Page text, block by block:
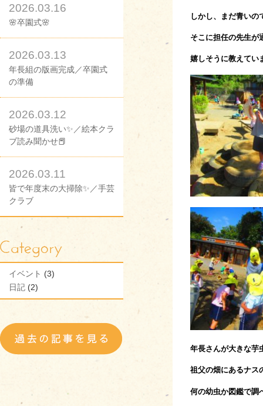
2026.03.16
🌸卒園式🌸
2026.03.13
年長組の版画完成／卒園式
の準備
2026.03.12
砂場の道具洗い✨／絵本クラ
ブ読み聞かせ📕
2026.03.11
皆で年度末の大掃除✨／手芸
クラブ
イベント (3)
日記 (2)
しかし、まだ青いの
そこに担任の先生が
嬉しそうに教えてい
年長さんが大きな芋
祖父の畑にあるナス
何の幼虫か図鑑で調